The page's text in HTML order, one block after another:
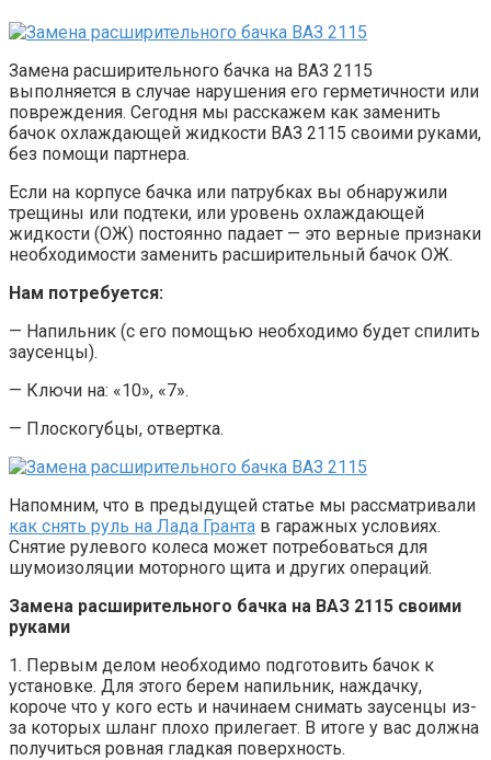
Замена расширительного бачка на ВАЗ 2115
выполняется в случае нарушения его герметичности или
повреждения. Сегодня мы расскажем как заменить
бачок охлаждающей жидкости ВАЗ 2115 своими руками,
без помощи партнера.
Если на корпусе бачка или патрубках вы обнаружили
трещины или подтеки, или уровень охлаждающей
жидкости (ОЖ) постоянно падает — это верные признаки
необходимости заменить расширительный бачок ОЖ.
Нам потребуется:
— Напильник (с его помощью необходимо будет спилить
заусенцы).
— Ключи на: «10», «7».
— Плоскогубцы, отвертка.
Напомним, что в предыдущей статье мы рассматривали
как снять руль на Лада Гранта в гаражных условиях.
Снятие рулевого колеса может потребоваться для
шумоизоляции моторного щита и других операций.
Замена расширительного бачка на ВАЗ 2115 своими
руками
1. Первым делом необходимо подготовить бачок к
установке. Для этого берем напильник, наждачку,
короче что у кого есть и начинаем снимать заусенцы из-
за которых шланг плохо прилегает. В итоге у вас должна
получиться ровная гладкая поверхность.